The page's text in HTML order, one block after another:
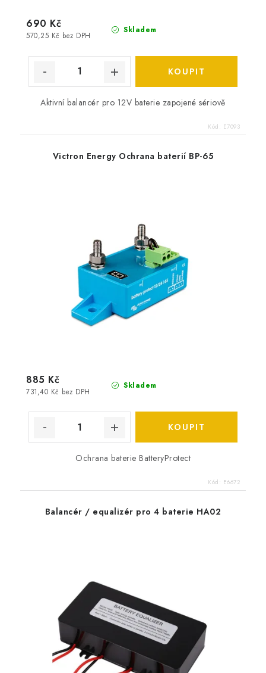
Skladem
570,25 Kč bez DPH
690 Kč
Aktivní balancér pro 12V baterie zapojené sériově
Kód: E7093
Victron Energy Ochrana baterií BP-65
Skladem
731,40 Kč bez DPH
885 Kč
Ochrana baterie BatteryProtect
Kód: E6672
Balancér / equalizér pro 4 baterie HA02